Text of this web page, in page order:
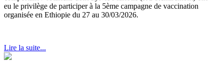
eu le privilège de participer à la 5ème campagne de vaccination
organisée en Ethiopie du 27 au 30/03/2026.
Lire la suite...